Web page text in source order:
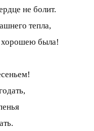
не болит.
тепла,
хорошею была!